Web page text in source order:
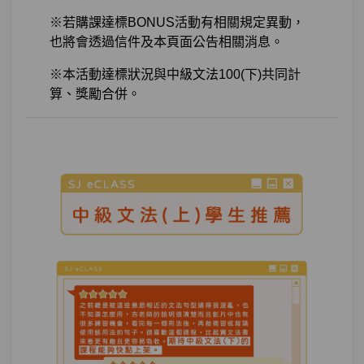
※若購課達標BONUS活動有相關規定異動，
也將會透過信件及本頁面公告相關消息。
※本活動達標狀況與中級文法100(下)共同計
算、獎勵合併。